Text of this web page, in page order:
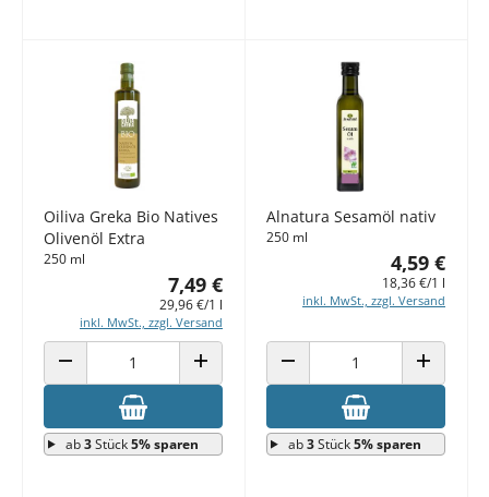
Oiliva Greka Bio Natives
Olivenöl Extra
250 ml
7,49 €
29,96 €/1 l
inkl. MwSt., zzgl. Versand
ANZAHL VERRINGERN ANZAHL ERHÖHEN
ab3Stück5% sparen
Alnatura Sesamöl nativ
250 ml
4,59 €
18,36 €/1 l
inkl. MwSt., zzgl. Versand
ANZAHL VERRINGERN ANZAHL
ab3Stück5% sparen